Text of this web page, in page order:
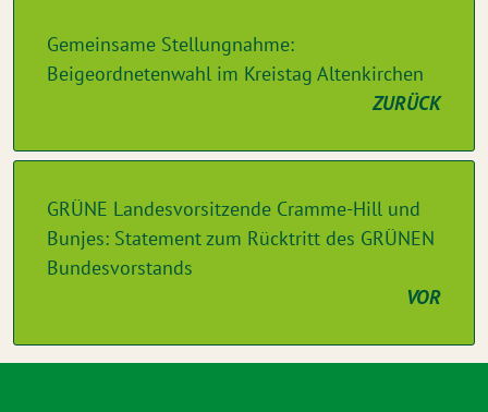
Gemeinsame Stellungnahme:
Beigeordnetenwahl im Kreistag Altenkirchen
ZURÜCK
GRÜNE Landesvorsitzende Cramme-Hill und
Bunjes: Statement zum Rücktritt des GRÜNEN
Bundesvorstands
VOR